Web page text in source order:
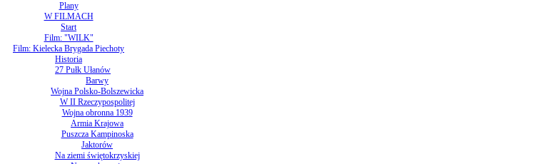
Plany
W FILMACH
Start
Film: "WILK"
Film: Kielecka Brygada Piechoty
Historia
27 Pułk Ułanów
Barwy
Wojna Polsko-Bolszewicka
W II Rzeczypospolitej
Wojna obronna 1939
Armia Krajowa
Puszcza Kampinoska
Jaktorów
Na ziemi świętokrzyskiej